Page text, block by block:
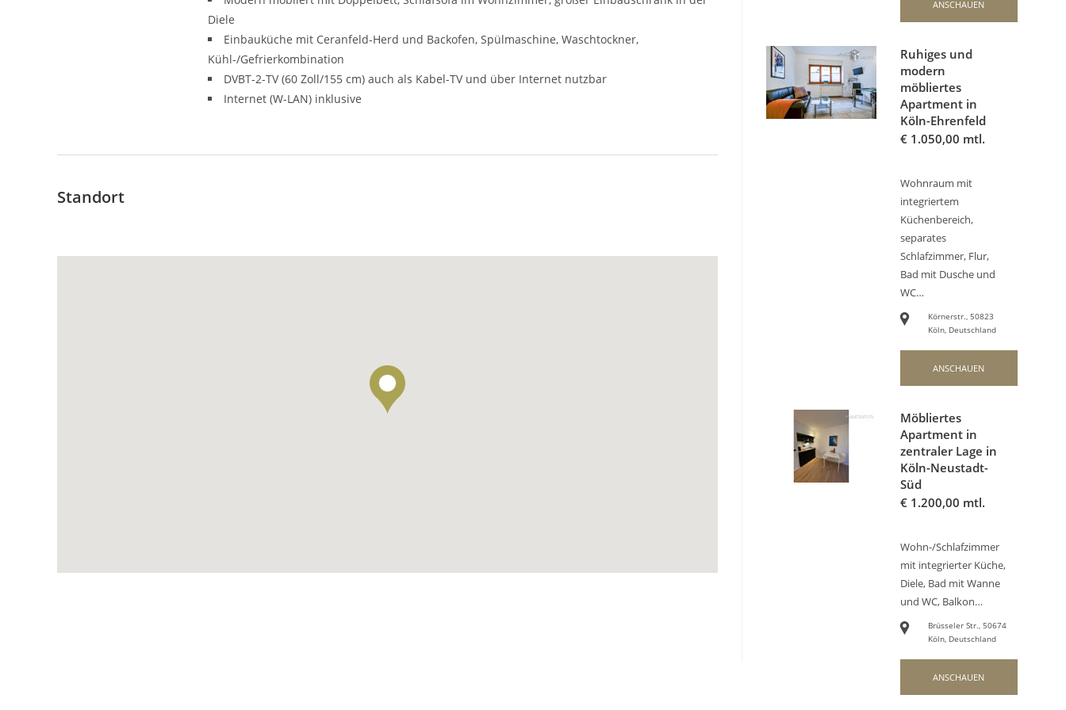
Diele
Einbauküche mit Ceranfeld-Herd und Backofen, Spülmaschine, Waschtockner,
Kühl-/Gefrierkombination
DVBT-2-TV (60 Zoll/155 cm) auch als Kabel-TV und über Internet nutzbar
Internet (W-LAN) inklusive
Standort
ANSCHAUEN
Ruhiges und
modern
möbliertes
Apartment in
Köln-Ehrenfeld
€ 1.050,00 mtl.
Wohnraum mit
integriertem
Küchenbereich,
separates
Schlafzimmer, Flur,
Bad mit Dusche und
WC…
Körnerstr., 50823
Köln, Deutschland
ANSCHAUEN
Möbliertes
Apartment in
zentraler Lage in
Köln-Neustadt-
Süd
€ 1.200,00 mtl.
Wohn-/Schlafzimmer
mit integrierter Küche,
Diele, Bad mit Wanne
und WC, Balkon…
Brüsseler Str., 50674
Köln, Deutschland
ANSCHAUEN